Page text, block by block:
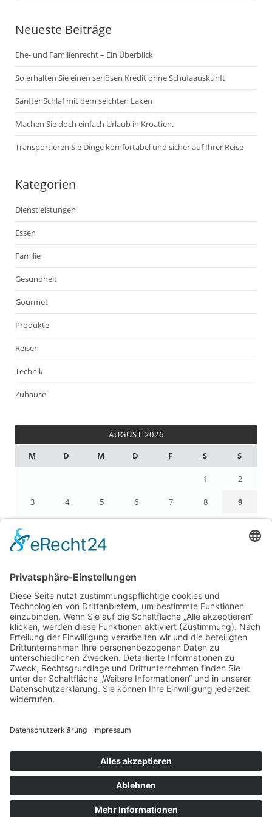
Neueste Beiträge
Ehe- und Familienrecht – Ein Überblick
So erhalten Sie einen seriösen Kredit ohne Schufaauskunft
Sanfter Schlaf mit dem seichten Laken
Machen Sie doch einfach Urlaub in Kroatien.
Transportieren Sie Dinge komfortabel und sicher auf Ihrer Reise
Kategorien
Dienstleistungen
Essen
Familie
Gesundheit
Gourmet
Produkte
Reisen
Technik
Zuhause
AUGUST 2026
M
D M D F S S
1 2
3 4 5 6 7 8 9
17 18 19
26
31
« Apr.
LEGAL
Impressum
Impressum Datenschutz